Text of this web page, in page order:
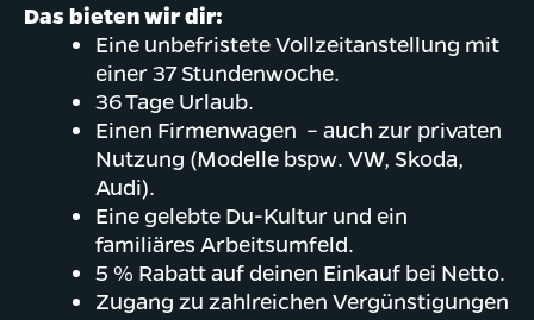
Das bieten wir dir:
Eine unbefristete Vollzeitanstellung mit
einer 37 Stundenwoche.
36 Tage Urlaub.
Einen Firmenwagen – auch zur privaten
Nutzung (Modelle bspw. VW, Skoda,
Audi).
Eine gelebte Du-Kultur und ein
familiäres Arbeitsumfeld.
5 % Rabatt auf deinen Einkauf bei Netto.
Zugang zu zahlreichen Vergünstigungen